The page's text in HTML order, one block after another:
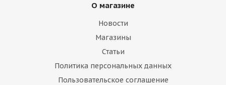
О магазине
Новости
Магазины
Статьи
Политика персональных данных
Пользовательское соглашение